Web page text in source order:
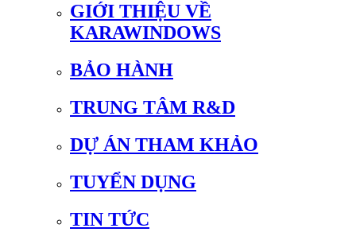
GIỚI THIỆU VỀ
KARAWINDOWS
BẢO HÀNH
TRUNG TÂM R&D
DỰ ÁN THAM KHẢO
TUYỂN DỤNG
TIN TỨC